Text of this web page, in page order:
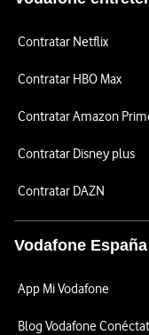
Contratar Netflix
Contratar HBO Max
Contratar Amazon
Contratar Disney plus
Contratar DAZN
Vodafone España
App Mi Vodafone
Blog Vodafone